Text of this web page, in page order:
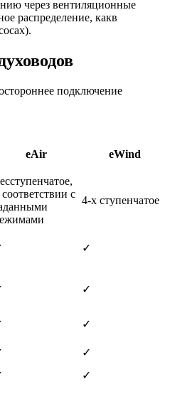
через вентиляционные
распределение, какв
подключение
eAir eWind
с
4-х ступенчатое
✓
✓
✓
✓
✓